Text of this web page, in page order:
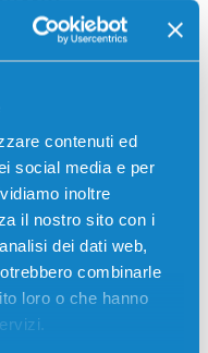
contenuti ed
social media e per
inoltre
il nostro sito con i
dei dati web,
combinarle
loro o che hanno
TK-5195C
ORE